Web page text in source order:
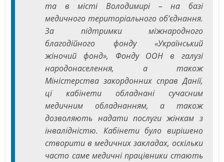
та в місті Володимирі – на базі
медичного територіального об’єднання.
За підтримки міжнародного
благодійного фонду «Український
жіночий фонд», Фонду ООН в галузі
народонаселення, а також
Міністерства закордонних справ Данії,
ці кабінети обладнані сучасним
медичним обладнанням, а також
дозволяють надати послуги жінкам з
інвалідністю. Кабінети було вирішено
створити в медичних закладах, оскільки
часто саме медичні працівники стають